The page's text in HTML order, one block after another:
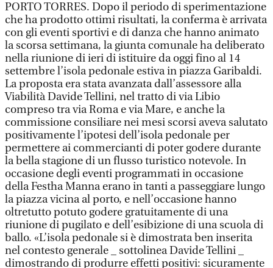
PORTO TORRES. Dopo il periodo di sperimentazione
che ha prodotto ottimi risultati, la conferma è arrivata
con gli eventi sportivi e di danza che hanno animato
la scorsa settimana, la giunta comunale ha deliberato
nella riunione di ieri di istituire da oggi fino al 14
settembre l’isola pedonale estiva in piazza Garibaldi.
La proposta era stata avanzata dall’assessore alla
Viabilità Davide Tellini, nel tratto di via Libio
compreso tra via Roma e via Mare, e anche la
commissione consiliare nei mesi scorsi aveva salutato
positivamente l’ipotesi dell’isola pedonale per
permettere ai commercianti di poter godere durante
la bella stagione di un flusso turistico notevole. In
occasione degli eventi programmati in occasione
della Festha Manna erano in tanti a passeggiare lungo
la piazza vicina al porto, e nell’occasione hanno
oltretutto potuto godere gratuitamente di una
riunione di pugilato e dell’esibizione di una scuola di
ballo. «L’isola pedonale si è dimostrata ben inserita
nel contesto generale _ sottolinea Davide Tellini _
dimostrando di produrre effetti positivi: sicuramente